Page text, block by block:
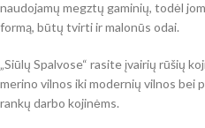
naudojamų megztų gaminių, todėl
formą, būtų tvirti ir malonūs odai.
„Siūlų Spalvose“ rasite įvairių rūšių
merino vilnos iki modernių vilnos bei
rankų darbo kojinėms.